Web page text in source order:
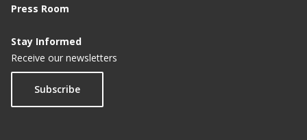
Press Room
Stay Informed
Receive our newsletters
Subscribe